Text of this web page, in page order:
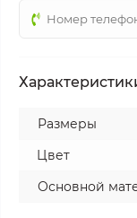
Размеры
Цвет
Основной